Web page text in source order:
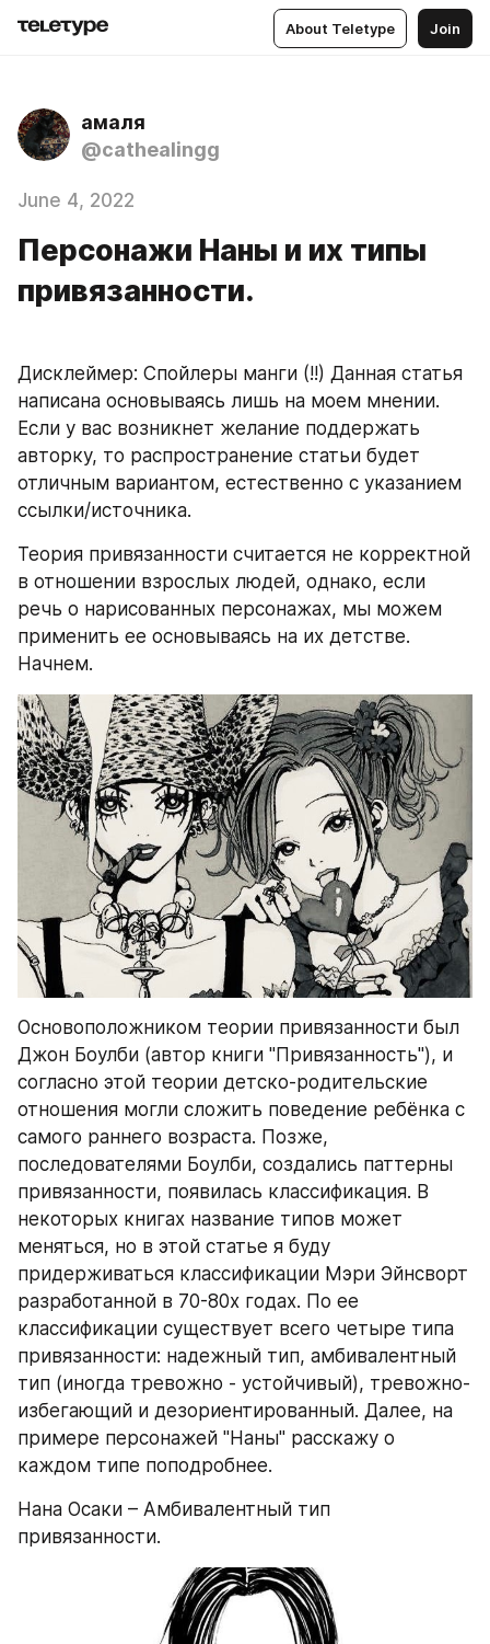
About Teletype Join
амаля
@cathealingg
June 4, 2022
Персонажи Наны и их типы
привязанности.
Дисклеймер: Спойлеры манги (!!) Данная статья
написана основываясь лишь на моем мнении.
Если у вас возникнет желание поддержать
авторку, то распространение статьи будет
отличным вариантом, естественно с указанием
ссылки/источника.
Теория привязанности считается не корректной
в отношении взрослых людей, однако, если
речь о нарисованных персонажах, мы можем
применить ее основываясь на их детстве.
Начнем.
Основоположником теории привязанности был
Джон Боулби (автор книги "Привязанность"), и
согласно этой теории детско-родительские
отношения могли сложить поведение ребёнка с
самого раннего возраста. Позже,
последователями Боулби, создались паттерны
привязанности, появилась классификация. В
некоторых книгах название типов может
меняться, но в этой статье я буду
придерживаться классификации Мэри Эйнсворт
разработанной в 70-80х годах. По ее
классификации существует всего четыре типа
привязанности: надежный тип, амбивалентный
тип (иногда тревожно - устойчивый), тревожно-
избегающий и дезориентированный. Далее, на
примере персонажей "Наны" расскажу о
каждом типе поподробнее.
Нана Осаки – Амбивалентный тип
привязанности.